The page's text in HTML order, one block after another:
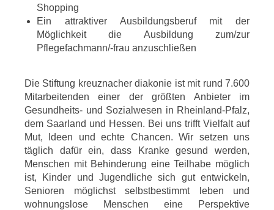
Shopping
Ein attraktiver Ausbildungsberuf mit der
Möglichkeit die Ausbildung zum/zur
Pflegefachmann/-frau anzuschließen
Die Stiftung kreuznacher diakonie ist mit rund 7.600
Mitarbeitenden einer der größten Anbieter im
Gesundheits- und Sozialwesen in Rheinland-Pfalz,
dem Saarland und Hessen. Bei uns trifft Vielfalt auf
Mut, Ideen und echte Chancen. Wir setzen uns
täglich dafür ein, dass Kranke gesund werden,
Menschen mit Behinderung eine Teilhabe möglich
ist, Kinder und Jugendliche sich gut entwickeln,
Senioren möglichst selbstbestimmt leben und
wohnungslose Menschen eine Perspektive